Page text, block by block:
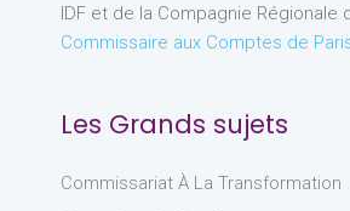
IDF et de la Compagnie Régionale
Commissaire aux Comptes de
Les Grands sujets
Commissariat À La Transformation